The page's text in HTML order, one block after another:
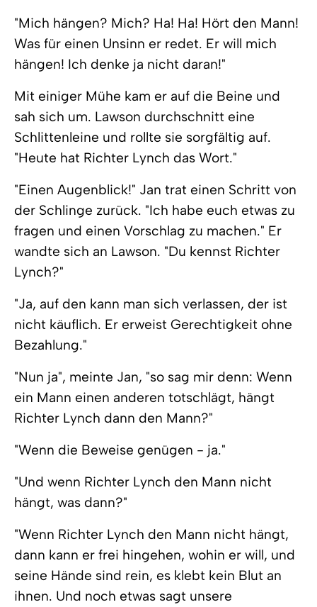
"Mich hängen? Mich? Ha! Ha! Hört den Mann!
Was für einen Unsinn er redet. Er will mich
hängen! Ich denke ja nicht daran!"
Mit einiger Mühe kam er auf die Beine und
sah sich um. Lawson durchschnitt eine
Schlittenleine und rollte sie sorgfältig auf.
"Heute hat Richter Lynch das Wort."
"Einen Augenblick!" Jan trat einen Schritt von
der Schlinge zurück. "Ich habe euch etwas zu
fragen und einen Vorschlag zu machen." Er
wandte sich an Lawson. "Du kennst Richter
Lynch?"
"Ja, auf den kann man sich verlassen, der ist
nicht käuflich. Er erweist Gerechtigkeit ohne
Bezahlung."
"Nun ja", meinte Jan, "so sag mir denn: Wenn
ein Mann einen anderen totschlägt, hängt
Richter Lynch dann den Mann?"
"Wenn die Beweise genügen - ja."
"Und wenn Richter Lynch den Mann nicht
hängt, was dann?"
"Wenn Richter Lynch den Mann nicht hängt,
dann kann er frei hingehen, wohin er will, und
seine Hände sind rein, es klebt kein Blut an
ihnen. Und noch etwas sagt unsere